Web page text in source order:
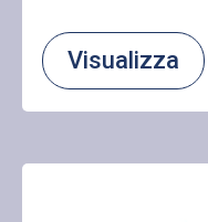
Visualizza